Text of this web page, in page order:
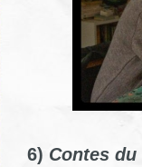
6) Contes